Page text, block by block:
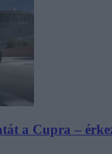
a Cupra –